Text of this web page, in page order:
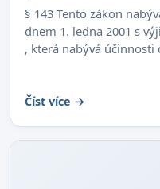
§ 143 Tento zákon
dnem 1. ledna 2001 s
, která nabývá účinnosti
Číst více →